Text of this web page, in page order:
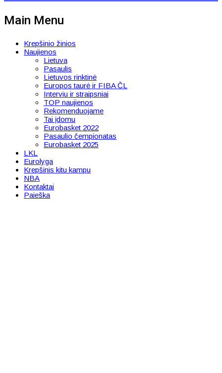
Main Menu
Krepšinio žinios
Naujienos
Lietuva
Pasaulis
Lietuvos rinktinė
Europos taurė ir FIBA ČL
Interviu ir straipsniai
TOP naujienos
Rekomenduojame
Tai įdomu
Eurobasket 2022
Pasaulio čempionatas
Eurobasket 2025
LKL
Eurolyga
Krepšinis kitu kampu
NBA
Kontaktai
Paieška